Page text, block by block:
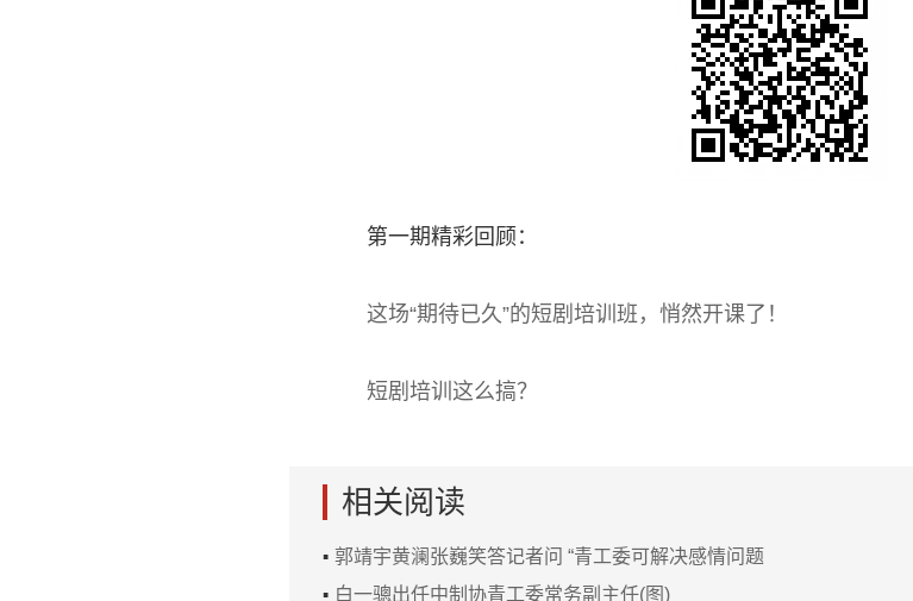
第一期精彩回顾：
这场“期待已久”的短剧培训班，悄然开课了！
短剧培训这么搞？
相关阅读
▪ 郭靖宇黄澜张巍笑答记者问 “青工委可解决感情问题
▪ 白一骢出任中制协青工委常务副主任(图)